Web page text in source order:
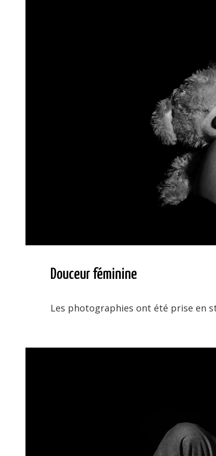
Douceur féminine
Les photographies ont été prise en